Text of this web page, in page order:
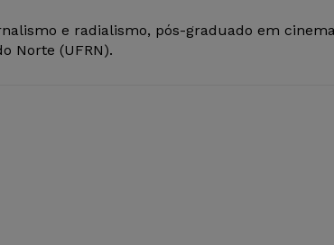
e radialismo, pós-graduado em
Norte (UFRN).